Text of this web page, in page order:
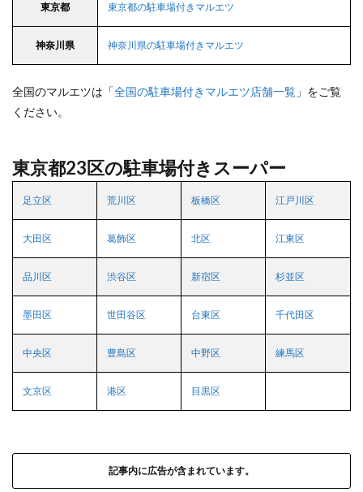
東京都 東京都の駐車場付きマルエツ
神奈川県 神奈川県の駐車場付きマルエツ
全国のマルエツは「全国の駐車場付きマルエツ店舗一覧 」をご覧
ください。
東京都23区の駐車場付きスーパー
足立区 荒川区 板橋区 江戸川区
大田区 葛飾区 北区 江東区
品川区 渋谷区 新宿区 杉並区
墨田区 世田谷区 台東区 千代田区
中央区 豊島区 中野区 練馬区
文京区 港区 目黒区
記事内に広告が含まれています。